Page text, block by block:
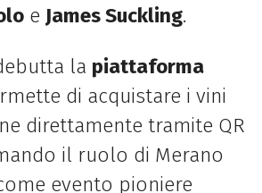
e James Suckling.
la piattaforma
di acquistare i vini
direttamente tramite QR
il ruolo di Merano
evento pioniere